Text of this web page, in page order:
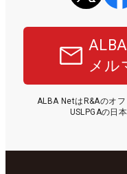
メル
ALBA NetはR&Aのオ
USLPGAの日